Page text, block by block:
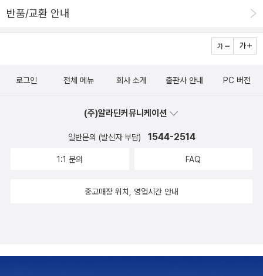
다. 내가 많이 아는 것도 중요하지만 내 안에 가지고 있는 지식을 적정
아이들에게 적정한 수준으로 찬찬히 부드럽게 설명하는 어른이 되고
초그신서평단 #이숙진옮김
워드로 하는 엘로스톤 출판사의 모토처럼 그림책은 나를 행복하게 하
말이 없는 스승, 기다려주는 스승. 내가 그림책을 좋아하는 이유이기
도 하다.좋은 그림책을 만나게 해준 #그사모 #초그신 #엘로스톤 #
반품/교환 안내
로그인 전체 메뉴 회사 소개 출판사 안내 PC 버전
(주)알라딘커뮤니케이션
일반문의 (발신자 부담) 1544-2514
1:1 문의 FAQ
중고매장 위치, 영업시간 안내